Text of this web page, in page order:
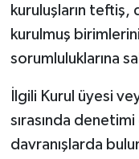
kuruluşların
kurulmuş
sorumluluklarına
İlgili Kurul üyesi
sırasında
davranışlarda